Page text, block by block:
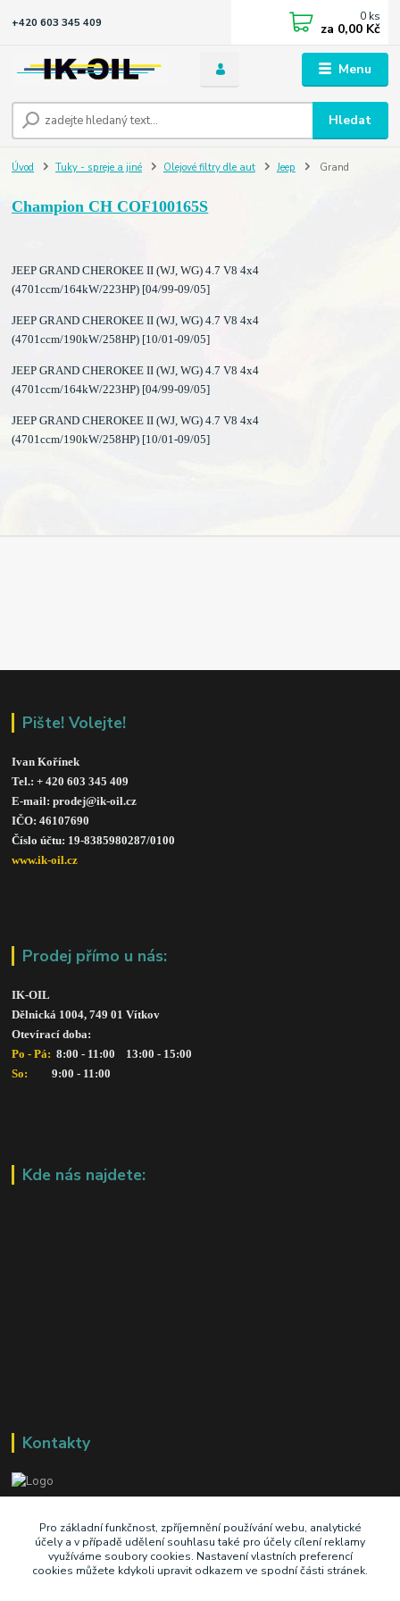
Menu
Hledat
+420 603 345 409 0 ks
za 0,00 Kč
Úvod Tuky - spreje a jiné Olejové filtry dle aut Jeep Grand
Champion CH COF100165S
JEEP GRAND CHEROKEE II (WJ, WG) 4.7 V8 4x4
(4701ccm/164kW/223HP) [04/99-09/05]
JEEP GRAND CHEROKEE II (WJ, WG) 4.7 V8 4x4
(4701ccm/190kW/258HP) [10/01-09/05]
JEEP GRAND CHEROKEE II (WJ, WG) 4.7 V8 4x4
(4701ccm/164kW/223HP) [04/99-09/05]
JEEP GRAND CHEROKEE II (WJ, WG) 4.7 V8 4x4
(4701ccm/190kW/258HP) [10/01-09/05]
Pište! Volejte!
Ivan Kořínek
Tel.: + 420 603 345 409
E-mail: prodej@ik-oil.cz
IČO: 46107690
Číslo účtu: 19-8385980287/0100
www.ik-oil.cz
Prodej přímo u nás:
IK-OIL
Dělnická 1004, 749 01 Vítkov
Otevírací doba:
Po - Pá: 8:00 - 11:00    13:00 - 15:00
So:
      9:00 - 11:00
Kde nás najdete:
Kontakty
+420 603 345 409
prodej@ik-oil.cz
Pro základní funkčnost, zpříjemnění používání webu, analytické
účely a v případě udělení souhlasu také pro účely cílení reklamy
využíváme soubory cookies. Nastavení vlastních preferencí
cookies můžete kdykoli upravit odkazem ve spodní části stránek.